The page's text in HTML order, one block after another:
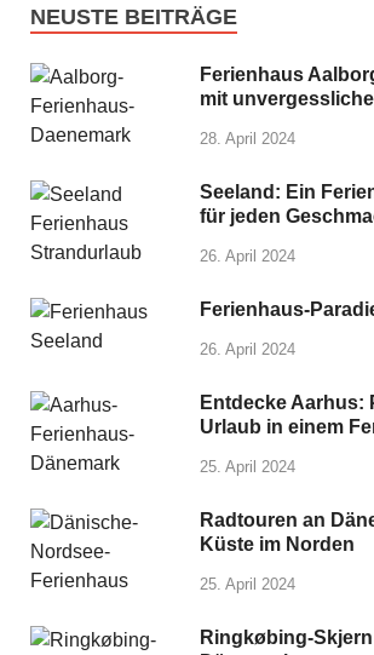
NEUSTE BEITRÄGE
Ferienhaus
mit
28. April 2024
Seeland: Ein
für jeden
26. April 2024
Ferienhaus-
26. April 2024
Entdecke Aarhus:
Urlaub in einem
25. April 2024
Radtouren an
Küste im Norden
25. April 2024
Ringkøbing-